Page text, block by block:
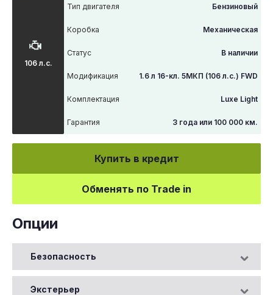
106 л.с.
Тип двигателя Бензиновый
Коробка Механическая
Статус В наличии
Модификация 1.6 л 16-кл. 5МКП (106 л.с.) FWD
Комплектация Luxe Light
Гарантия 3 года или 100 000 км.
Купить в кредит
Обменять по Trade in
Опции
Безопасность
Экстерьер